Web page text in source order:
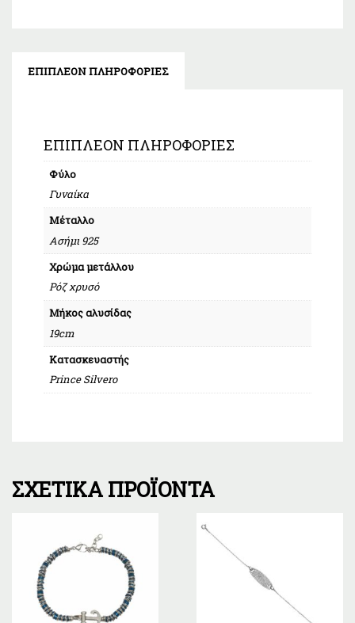
ΕΠΙΠΛΈΟΝ ΠΛΗΡΟΦΟΡΊΕΣ
ΕΠΙΠΛΈΟΝ ΠΛΗΡΟΦΟΡΊΕΣ
Φύλο
Γυναίκα
Μέταλλο
Ασήμι 925
Χρώμα μετάλλου
Ρόζ χρυσό
Μήκος αλυσίδας
19cm
Κατασκευαστής
Prince Silvero
ΣΧΕΤΙΚΆ ΠΡΟΪΌΝΤΑ